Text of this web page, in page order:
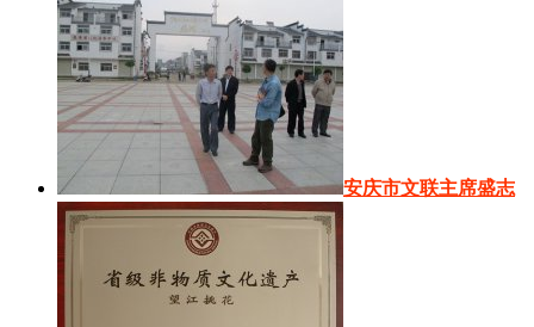
安庆市文联主席盛志